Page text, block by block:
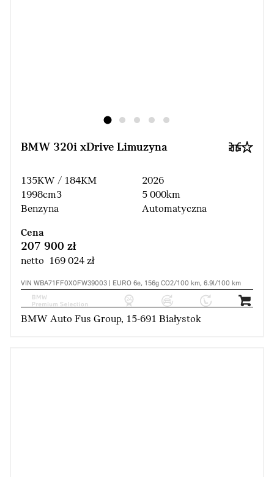
BMW 320i xDrive Limuzyna
135KW / 184KM
1998cm3
Benzyna
2026
5 000km
Automatyczna
Cena
207 900 zł
netto 169 024 zł
VIN WBA71FF0X0FW39003 | EURO 6e, 156g CO2/100 km, 6.9l/100 km
BMW Auto Fus Group, 15-691 Białystok